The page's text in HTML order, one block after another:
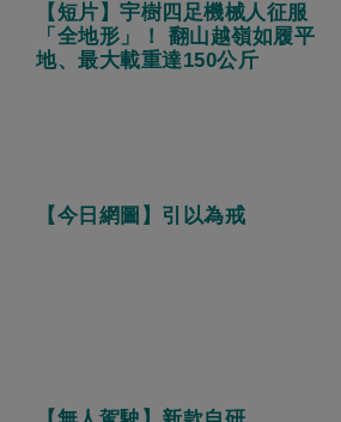
【短片】宇樹四足機械人征服
「全地形」！ 翻山越嶺如履平
地、最大載重達150公斤
【今日網圖】引以為戒